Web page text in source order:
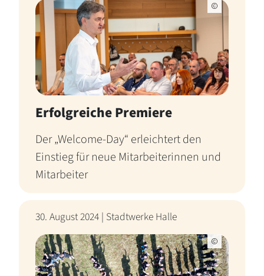
Erfolgreiche Premiere
Der „Welcome-Day“ erleichtert den
Einstieg für neue Mitarbeiterinnen und
Mitarbeiter
30. August 2024 | Stadtwerke Halle